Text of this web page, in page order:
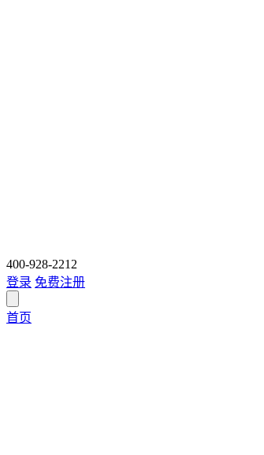
400-928-2212
登录 免费注册
首页